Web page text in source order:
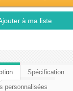
à ma liste
Spécification
personnalisées